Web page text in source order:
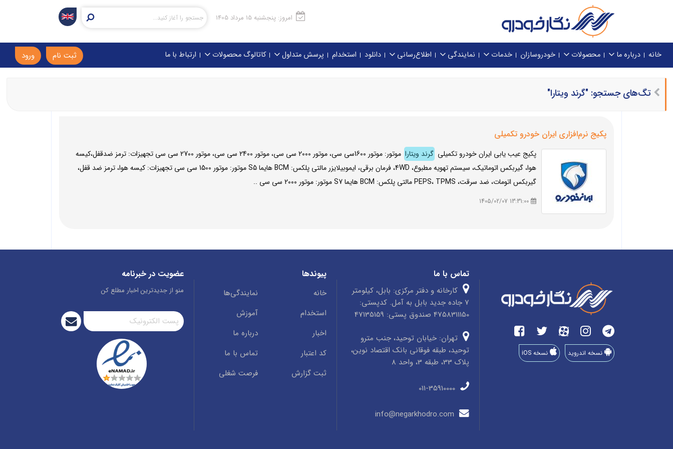
امروز: پنجشنبه 15 مرداد 1405
ورود ثبت نام خانه درباره ما محصولات خودروسازان خدمات نمایندگی اطلاع‌رسانی دانلود استخدام پرسش متداول کاتالوگ محصولات ارتباط با ما
تگ‌های جستجو: "گرند ویتارا"
پکیج نرم‌افزاری ایران خودرو تکمیلی
پکیج عیب یابی ایران خودرو تکمیلی گرند ویتارا
موتور: موتور 1600سی سی، موتور 2000 سی سی، موتور 2400 سی سی، موتور 2700 سی سی تجهیزات: ترمز ضدقفل،کیسه
هوا، گیربکس اتوماتیک، سیستم تهویه مطبوع، 4WD، فرمان برقی، ایموبیلایزر مالتی پلکس: BCM هایما S5 موتور: موتور 1500 سی سی تجهیزات: کیسه هوا، ترمز ضد قفل،
گیربکس اتومات، ضد سرقت، PEPS، TPMS مالتی پلکس: BCM هایما S7 موتور: موتور 2000 سی سی ..
نسخه اندروید نسخه iOS
تماس با ما
کارخانه و دفتر مرکزی: بابل، کیلومتر
7 جاده جدید بابل به آمل. کدپستی:
4758311150 صندوق پستی: 47135159
تهران: خیابان توحید، جنب مترو
توحید، طبقه فوقانی بانک اقتصاد نوین،
پلاک 33، طبقه 3، واحد 8
پیوندها
خانه
نمایندگی‌ها
استخدام
آموزش
اخبار
درباره ما
کد اعتبار
تماس با ما
ثبت گزارش
فرصت شغلی
عضویت در خبرنامه
منو از جدیدترین اخبار مطلع کن